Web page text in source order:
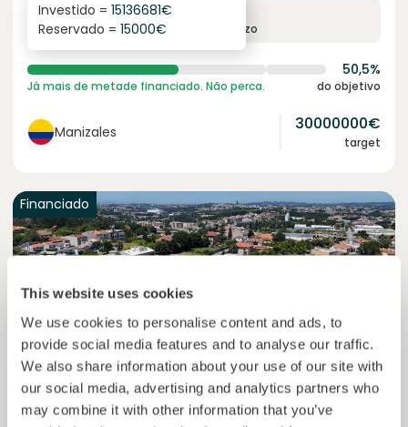
This website uses cookies
We use cookies to personalise content and ads, to
provide social media features and to analyse our traffic.
We also share information about your use of our site with
our social media, advertising and analytics partners who
may combine it with other information that you’ve
6.1%
juro anual prazo
Investido = 15136681€
Reservado = 15000€
50,5%
Já mais de metade financiado. Não perca. do objetivo
Manizales 30000000€
target
Financiado